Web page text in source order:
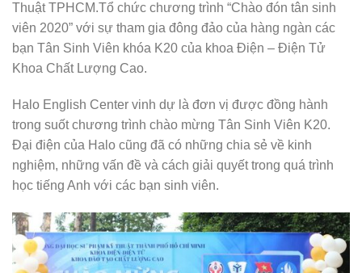
Thuật TPHCM.Tổ chức chương trình “Chào đón tân sinh
viên 2020” với sự tham gia đông đảo của hàng ngàn các
bạn Tân Sinh Viên khóa K20 của khoa Điện – Điện Tử
Khoa Chất Lượng Cao.
Halo English Center vinh dự là đơn vị được đồng hành
trong suốt chương trình chào mừng Tân Sinh Viên K20.
Đại điện của Halo cũng đã có những chia sẻ về kinh
nghiệm, những vấn đề và cách giải quyết trong quá trình
học tiếng Anh với các bạn sinh viên.